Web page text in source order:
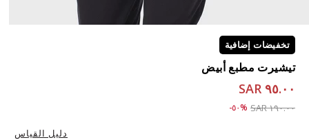
تخفيضات إضافية
تيشيرت مطبع أبيض
٩٥.٠٠ SAR
Price reduced from
١٩٠.٠٠ SAR to ٩٥.٠٠ SAR%٥٠-
دليل القياس